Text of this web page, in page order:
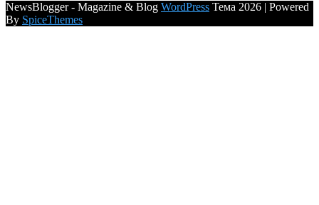
NewsBlogger - Magazine & Blog WordPress Тема 2026 | Powered
By SpiceThemes